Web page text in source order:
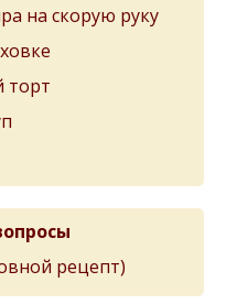
на скорую руку
торт
рeцeпт)